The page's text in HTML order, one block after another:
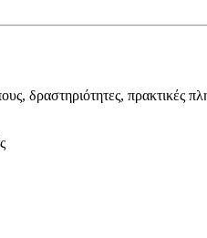
δραστηριότητες, πρακτικές